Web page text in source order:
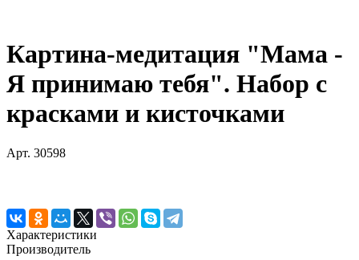
Картина-медитация "Мама -
Я принимаю тебя". Набор с
красками и кисточками
Арт. 30598
Характеристики
Производитель